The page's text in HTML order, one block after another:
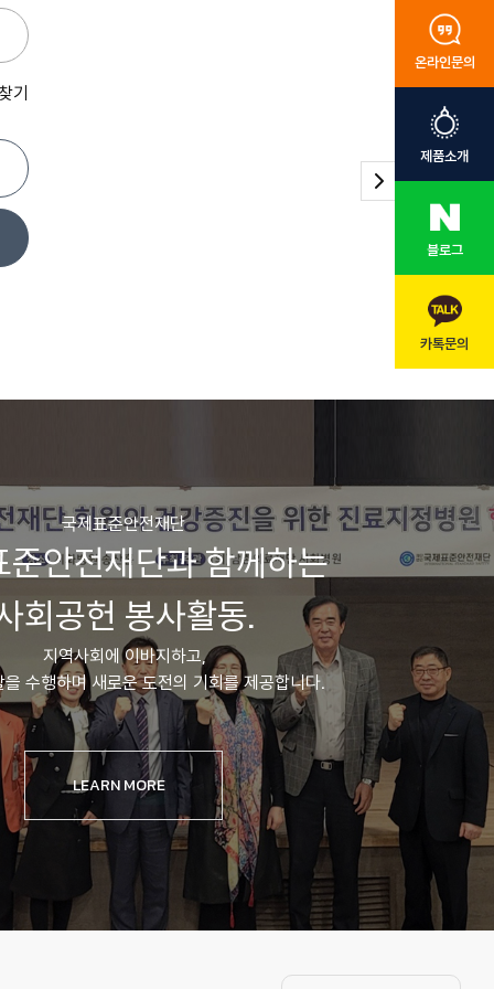
온라인문의
제품소개
블로그
카톡문의
기
국제표준안전재단
안전재단과 함께하는
회공헌 봉사활동.
지역사회에 이바지하고,
수행하며 새로운 도전의 기회를 제공합니다.
LEARN MORE